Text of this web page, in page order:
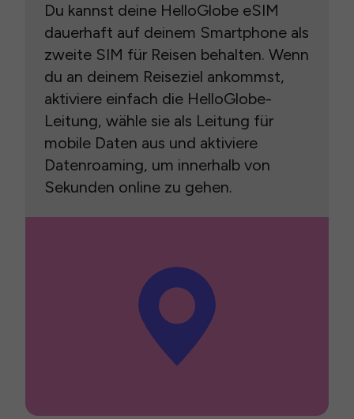
Du kannst deine HelloGlobe eSIM
dauerhaft auf deinem Smartphone als
zweite SIM für Reisen behalten. Wenn
du an deinem Reiseziel ankommst,
aktiviere einfach die HelloGlobe-
Leitung, wähle sie als Leitung für
mobile Daten aus und aktiviere
Datenroaming, um innerhalb von
Sekunden online zu gehen.